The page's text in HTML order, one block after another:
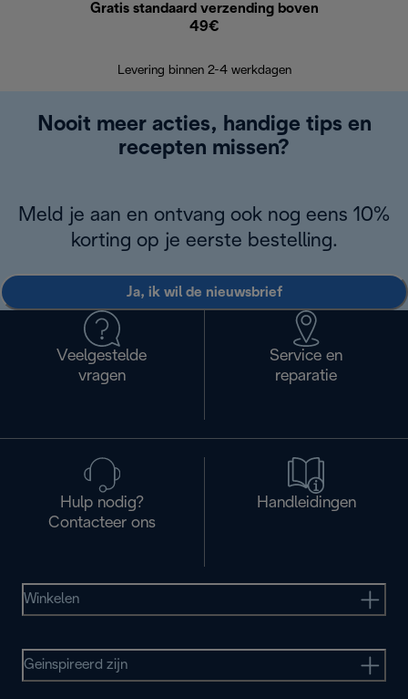
Gratis standaard verzending boven
49€
Levering binnen 2-4 werkdagen
Nooit meer acties, handige tips en
recepten missen?
Meld je aan en ontvang ook nog eens 10%
korting op je eerste bestelling.
Ja, ik wil de nieuwsbrief
Veelgestelde
vragen
Service en
reparatie
Hulp nodig?
Contacteer ons
Handleidingen
Winkelen
Geinspireerd zijn